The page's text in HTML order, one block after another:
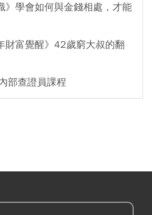
》學會如何與金錢相處，才能
財富覺醒》42歲窮大叔的翻
部查證員課程